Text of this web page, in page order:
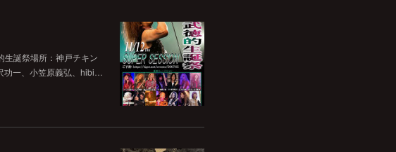
生誕祭場所：神戸チキン
功一、小笠原義弘、hibi…